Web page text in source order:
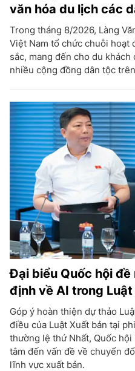
văn hóa du lịch các
Trong tháng 8/2026, Làng
Việt Nam tổ chức chuỗi hoạt
sắc, mang đến cho du
nhiều cộng đồng dân tộc
Đại biểu Quốc hội
định về AI trong
Góp ý hoàn thiện dự thảo
điều của Luật Xuất bản tại
thường lệ thứ Nhất, Quốc
tâm đến vấn đề về chuyển
lĩnh vực xuất bản.